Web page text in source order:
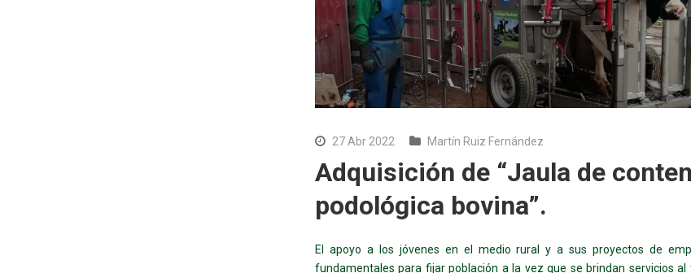
27 Abr 2022 Martín Ruiz Fernández
Adquisición de “Jaula de
podológica bovina”.
El apoyo a los jóvenes en el medio rural y a sus proyectos de
fundamentales para fijar población a la vez que se brindan servicios al